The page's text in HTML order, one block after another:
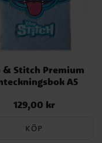
& Stitch Premium
A5
Pris:129,00 kr
129,00 kr
KÖP